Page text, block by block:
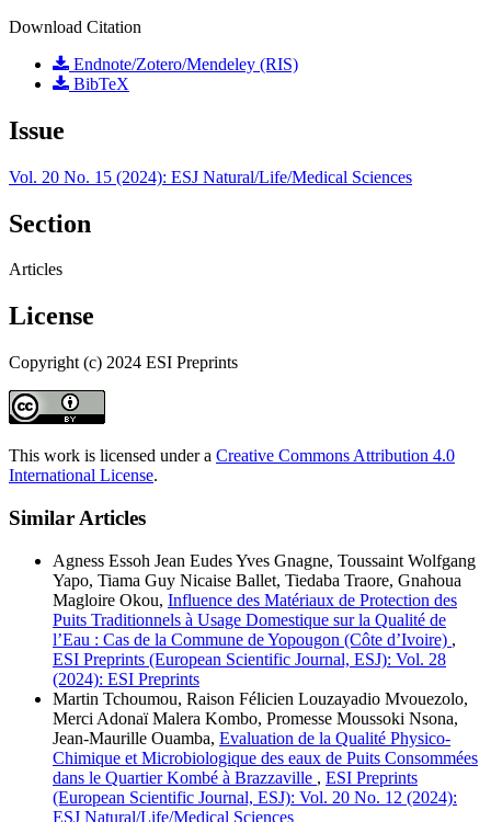
Download Citation
Endnote/Zotero/Mendeley (RIS)
BibTeX
Issue
Vol. 20 No. 15 (2024): ESJ Natural/Life/Medical Sciences
Section
Articles
License
Copyright (c) 2024 ESI Preprints
This work is licensed under a Creative Commons Attribution 4.0
International License.
Similar Articles
Agness Essoh Jean Eudes Yves Gnagne, Toussaint Wolfgang
Yapo, Tiama Guy Nicaise Ballet, Tiedaba Traore, Gnahoua
Magloire Okou, Influence des Matériaux de Protection des
Puits Traditionnels à Usage Domestique sur la Qualité de
l’Eau : Cas de la Commune de Yopougon (Côte d’Ivoire) ,
ESI Preprints (European Scientific Journal, ESJ): Vol. 28
(2024): ESI Preprints
Martin Tchoumou, Raison Félicien Louzayadio Mvouezolo,
Merci Adonaï Malera Kombo, Promesse Moussoki Nsona,
Jean-Maurille Ouamba, Evaluation de la Qualité Physico-
Chimique et Microbiologique des eaux de Puits Consommées
dans le Quartier Kombé à Brazzaville , ESI Preprints
(European Scientific Journal, ESJ): Vol. 20 No. 12 (2024):
ESJ Natural/Life/Medical Sciences